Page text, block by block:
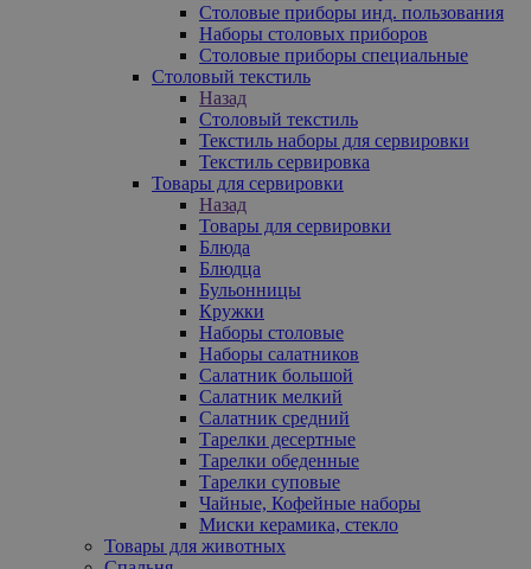
Столовые приборы инд. пользования
Наборы столовых приборов
Столовые приборы специальные
Столовый текстиль
Назад
Столовый текстиль
Текстиль наборы для сервировки
Текстиль сервировка
Товары для сервировки
Назад
Товары для сервировки
Блюда
Блюдца
Бульонницы
Кружки
Наборы столовые
Наборы салатников
Салатник большой
Салатник мелкий
Салатник средний
Тарелки десертные
Тарелки обеденные
Тарелки суповые
Чайные, Кофейные наборы
Миски керамика, стекло
Товары для животных